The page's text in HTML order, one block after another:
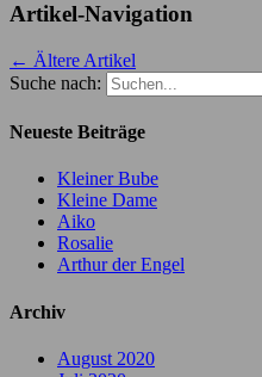
Artikel-Navigation
← Ältere Artikel
Suche nach:
Neueste Beiträge
Kleiner Bube
Kleine Dame
Aiko
Rosalie
Arthur der Engel
Archiv
August 2020